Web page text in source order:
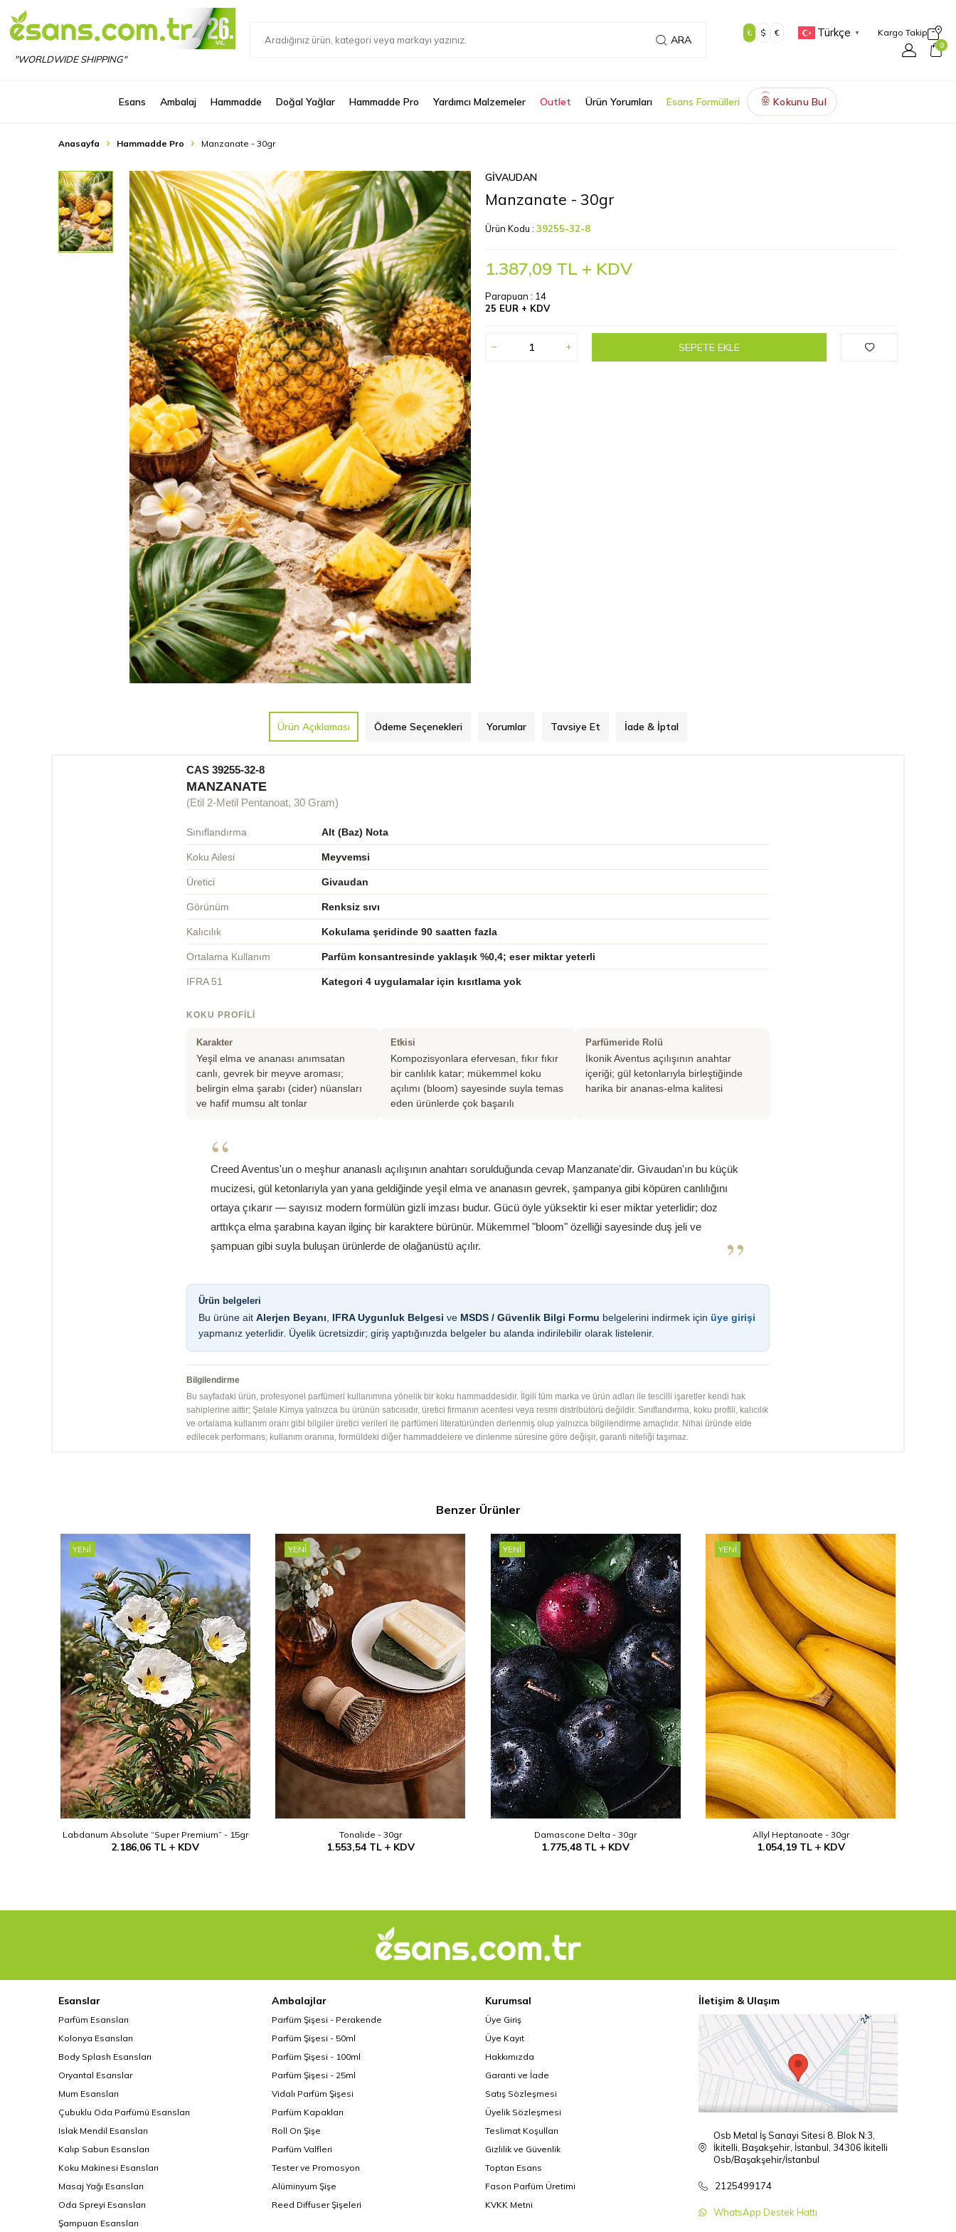
"WORLDWIDE SHIPPING"
ARA
₺ $ € Türkçe ▼ Kargo Takip
0
Esans Ambalaj Hammadde Doğal Yağlar Hammadde Pro Yardımcı Malzemeler Outlet Ürün Yorumları Esans Formülleri 🌸 Kokunu Bul
Anasayfa Hammadde Pro Manzanate - 30gr
GIVAUDAN
Manzanate - 30gr
Ürün Kodu : 39255-32-8
1.387,09 TL + KDV
Parapuan : 14
25 EUR + KDV
SEPETE EKLE
Ürün Açıklaması Ödeme Seçenekleri Yorumlar Tavsiye Et İade & İptal
CAS 39255-32-8
MANZANATE
(Etil 2-Metil Pentanoat, 30 Gram)
Sınıflandırma Alt (Baz) Nota
Koku Ailesi Meyvemsi
Üretici Givaudan
Görünüm Renksiz sıvı
Kalıcılık Kokulama şeridinde 90 saatten fazla
Ortalama Kullanım Parfüm konsantresinde yaklaşık %0,4; eser miktar yeterli
IFRA 51 Kategori 4 uygulamalar için kısıtlama yok
KOKU PROFILI
Karakter
Yeşil elma ve ananası anımsatan
canlı, gevrek bir meyve aroması;
belirgin elma şarabı (cider) nüansları
ve hafif mumsu alt tonlar
Etkisi
Kompozisyonlara efervesan, fıkır fıkır
bir canlılık katar; mükemmel koku
açılımı (bloom) sayesinde suyla temas
eden ürünlerde çok başarılı
Parfümeride Rolü
İkonik Aventus açılışının anahtar
içeriği; gül ketonlarıyla birleştiğinde
harika bir ananas-elma kalitesi
“
Creed Aventus'un o meşhur ananaslı açılışının anahtarı sorulduğunda cevap Manzanate'dir. Givaudan'ın bu küçük
mucizesi, gül ketonlarıyla yan yana geldiğinde yeşil elma ve ananasın gevrek, şampanya gibi köpüren canlılığını
ortaya çıkarır — sayısız modern formülün gizli imzası budur. Gücü öyle yüksektir ki eser miktar yeterlidir; doz
arttıkça elma şarabına kayan ilginç bir karaktere bürünür. Mükemmel "bloom" özelliği sayesinde duş jeli ve
şampuan gibi suyla buluşan ürünlerde de olağanüstü açılır.
”
Ürün belgeleri
Bu ürüne ait Alerjen Beyanı IFRA Uygunluk Belgesi ve MSDS / Güvenlik Bilgi Formu belgelerini indirmek için üye girişi
yapmanız yeterlidir. Üyelik ücretsizdir; giriş yaptığınızda belgeler bu alanda indirilebilir olarak listelenir.
Bilgilendirme
Bu sayfadaki ürün, profesyonel parfümeri kullanımına yönelik bir koku hammaddesidir. İlgili tüm marka ve ürün adları ile tescilli işaretler kendi hak
sahiplerine aittir; Şelale Kimya yalnızca bu ürünün satıcısıdır, üretici firmanın acentesi veya resmi distribütörü değildir. Sınıflandırma, koku profili, kalıcılık
ve ortalama kullanım oranı gibi bilgiler üretici verileri ile parfümeri literatüründen derlenmiş olup yalnızca bilgilendirme amaçlıdır. Nihai üründe elde
edilecek performans; kullanım oranına, formüldeki diğer hammaddelere ve dinlenme süresine göre değişir, garanti niteliği taşımaz.
Benzer Ürünler
YENI
Labdanum Absolute “Super Premium” - 15gr
2.186,06 TL KDV
YENI
Tonalide - 30gr
1.553,54TL KDV
YENI
Damascone Delta - 30gr
1.775,48TL KDV
YENI
Allyl Heptanoate - 30gr
1.054,19TL KDV
Esanslar
Parfüm Esansları
Kolonya Esansları
Body Splash Esansları
Oryantal Esanslar
Mum Esansları
Çubuklu Oda Parfümü Esansları
Islak Mendil Esansları
Kalıp Sabun Esansları
Koku Makinesi Esansları
Masaj Yağı Esansları
Oda Spreyi Esansları
Şampuan Esansları
Ambalajlar
Parfüm Şişesi - Perakende
Parfüm Şişesi - 50ml
Parfüm Şişesi - 100ml
Parfüm Şişesi - 25ml
Vidalı Parfüm Şişesi
Parfüm Kapakları
Roll On Şişe
Parfüm Valfleri
Tester ve Promosyon
Alüminyum Şişe
Reed Diffuser Şişeleri
Kurumsal
Üye Giriş
Üye Kayıt
Hakkımızda
Garanti ve İade
Satış Sözleşmesi
Üyelik Sözleşmesi
Teslimat Koşulları
Gizlilik ve Güvenlik
Toptan Esans
Fason Parfüm Üretimi
KVKK Metni
İletişim & Ulaşım
Osb Metal İş Sanayi Sitesi 8. Blok N:3,
İkitelli, Başakşehir, İstanbul, 34306 İkitelli
Osb/Başakşehir/İstanbul
2125499174
WhatsApp Destek Hattı